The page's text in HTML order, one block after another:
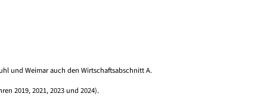
und Weimar auch den Wirtschaftsabschnitt A.
2019, 2021, 2023 und 2024).